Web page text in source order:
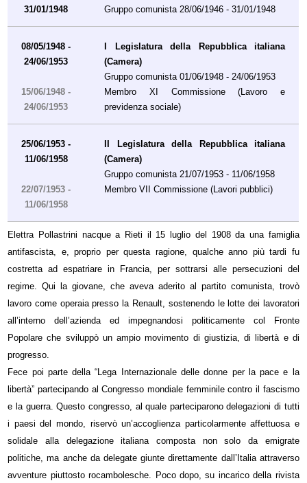
31/01/1948
Gruppo comunista 28/06/1946 - 31/01/1948
08/05/1948 -
24/06/1953
15/06/1948 -
24/06/1953
I Legislatura della Repubblica italiana
(Camera)
Gruppo comunista 01/06/1948 - 24/06/1953
Membro XI Commissione (Lavoro e
previdenza sociale)
25/06/1953 -
11/06/1958
22/07/1953 -
11/06/1958
II Legislatura della Repubblica italiana
(Camera)
Gruppo comunista 21/07/1953 - 11/06/1958
Membro VII Commissione (Lavori pubblici)
Elettra Pollastrini nacque a Rieti il 15 luglio del 1908 da una famiglia
antifascista, e, proprio per questa ragione, qualche anno più tardi fu
costretta ad espatriare in Francia, per sottrarsi alle persecuzioni del
regime. Qui la giovane, che aveva aderito al partito comunista, trovò
lavoro come operaia presso la Renault, sostenendo le lotte dei lavoratori
all’interno dell’azienda ed impegnandosi politicamente col Fronte
Popolare che sviluppò un ampio movimento di giustizia, di libertà e di
progresso.
Fece poi parte della “Lega Internazionale delle donne per la pace e la
libertà” partecipando al Congresso mondiale femminile contro il fascismo
e la guerra. Questo congresso, al quale parteciparono delegazioni di tutti
i paesi del mondo, riservò un’accoglienza particolarmente affettuosa e
solidale alla delegazione italiana composta non solo da emigrate
politiche, ma anche da delegate giunte direttamente dall’Italia attraverso
avventure piuttosto rocambolesche. Poco dopo, su incarico della rivista